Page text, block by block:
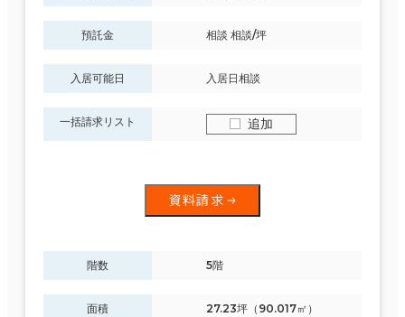
預託金 相談 相談/坪
入居可能日 入居日相談
一括請求リスト 追加
資料請求
階数 5階
面積 27.23坪（90.017㎡）